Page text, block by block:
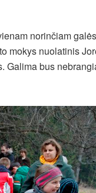
norinčiam
mokys nuolatinis
Galima bus